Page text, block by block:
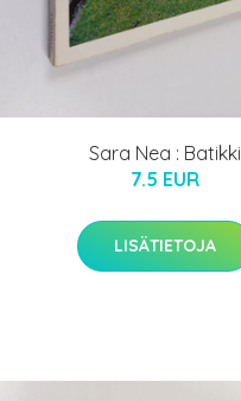
Sara Nea : Batikki
7.5 EUR
LISÄTIETOJA